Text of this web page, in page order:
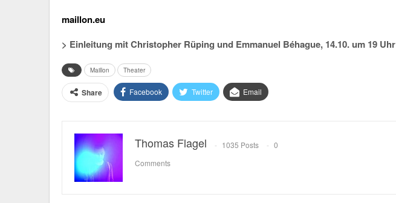
maillon.eu
> Einleitung mit Christopher Rüping und Emmanuel Béhague, 14.10. um 19 Uhr
Maillon Theater
Share Facebook Twitter Email
Thomas Flagel 1035 Posts
0
Comments